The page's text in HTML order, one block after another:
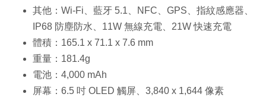
其他：Wi-Fi、藍牙 5.1、NFC、GPS、指紋感應器、
IP68 防塵防水、11W 無線充電、21W 快速充電
體積：165.1 x 71.1 x 7.6 mm
重量：181.4g
電池：4,000 mAh
屏幕：6.5 吋 OLED 觸屏、3,840 x 1,644 像素